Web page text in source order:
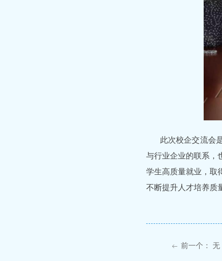
此次校企交流会
与行业企业的联系，
学生高质量就业，取
不断提升人才培养质
ꂃ 前一个： 无